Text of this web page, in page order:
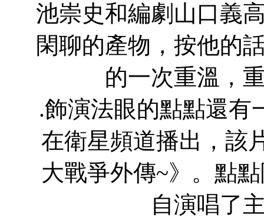
池崇史和編劇山口義
閑聊的產物，按他的
的一次重溫，
.飾演法眼的點點還有
在衛星頻道播出，該
大戰爭外傳~》。點
自演唱了